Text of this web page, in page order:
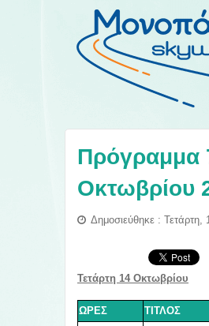
Πρόγραμμα
Οκτωβρίου
Δημοσιεύθηκε : Τετάρτη,
Τετάρτη 14 Οκτωβρίου
ΩΡΕΣ ΤΙΤΛΟΣ